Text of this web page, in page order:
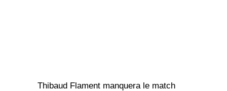
Thibaud Flament manquera le match